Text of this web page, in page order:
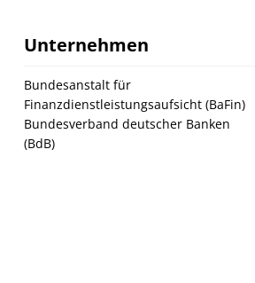
Unternehmen
Bundesanstalt für
Finanzdienstleistungsaufsicht (BaFin)
Bundesverband deutscher Banken
(BdB)